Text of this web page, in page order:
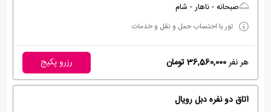
صبحانه - ناهار - شام
تور با احتساب حمل و نقل و خدمات
هر نفر36,560,000 تومان رزرو پکیج
اتاق دو نفره دبل رویال